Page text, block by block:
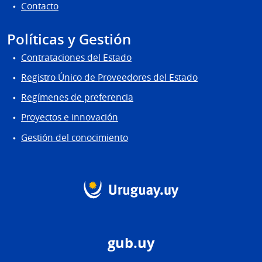
Contacto
Políticas y Gestión
Contrataciones del Estado
Registro Único de Proveedores del Estado
Regímenes de preferencia
Proyectos e innovación
Gestión del conocimiento
gub.uy